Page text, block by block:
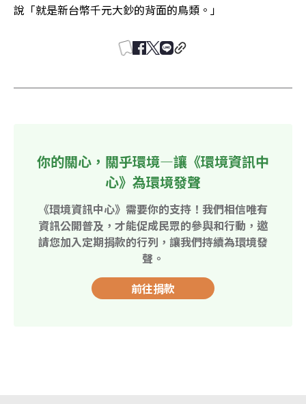
說「就是新台幣千元大鈔的背面的鳥類。」
你的關心，關乎環境—讓《環境資訊中
心》為環境發聲
《環境資訊中心》需要你的支持！我們相信唯有
資訊公開普及，才能促成民眾的參與和行動，邀
請您加入定期捐款的行列，讓我們持續為環境發
聲。
前往捐款